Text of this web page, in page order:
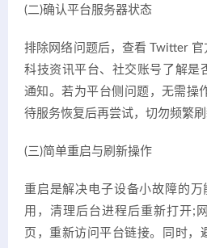
(二)确认平台服务器状态
排除网络问题后，查看 Twitter
科技资讯平台、社交账号了解是
通知。若为平台侧问题，无需操
待服务恢复后再尝试，切勿频繁刷
(三)简单重启与刷新操作
重启是解决电子设备小故障的
用，清理后台进程后重新打开;
页，重新访问平台链接。同时，